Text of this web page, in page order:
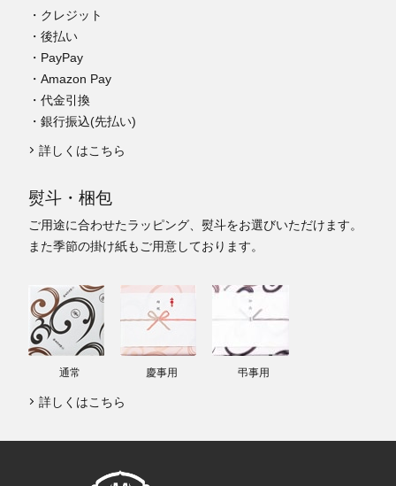
・クレジット
・後払い
・PayPay
・Amazon Pay
・代金引換
・銀行振込(先払い)
詳しくはこちら
熨斗・梱包
ご用途に合わせたラッピング、熨斗をお選びいただけます。
また季節の掛け紙もご用意しております。
通常 慶事用 弔事用
詳しくはこちら